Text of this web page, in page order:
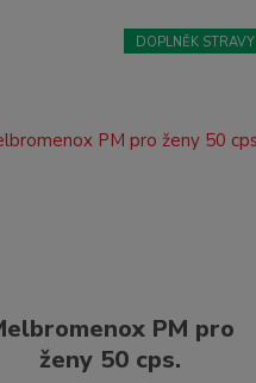
DOPLNĚK STRAVY
PM pro
ženy 50 cps.